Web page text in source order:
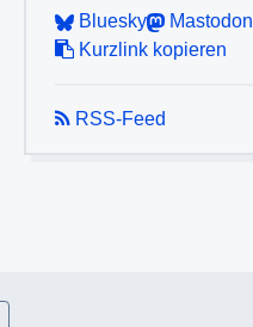
Bluesky
Mastodon
Kurzlink kopieren
RSS-Feed